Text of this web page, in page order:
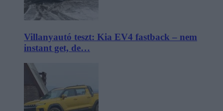
Villanyautó teszt: Kia EV4 fastback – nem
instant get, de…